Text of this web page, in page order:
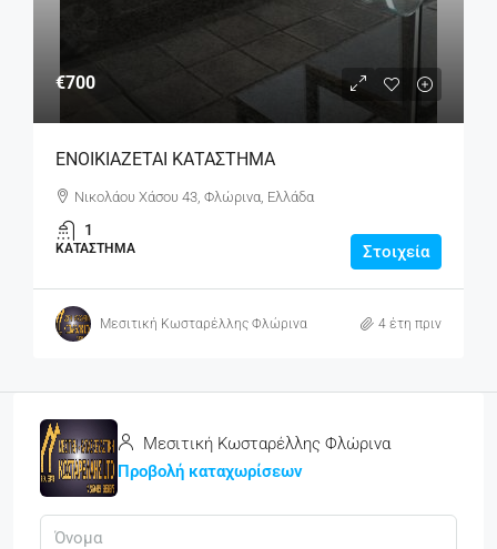
€700
ΕΝΟΙΚΙΑΖΕΤΑΙ ΚΑΤΑΣΤΗΜΑ
Νικολάου Χάσου 43, Φλώρινα, Ελλάδα
1
ΚΑΤΆΣΤΗΜΑ Στοιχεία
Μεσιτική Κωσταρέλλης Φλώρινα 4 έτη πριν
Μεσιτική Κωσταρέλλης Φλώρινα
Προβολή καταχωρίσεων